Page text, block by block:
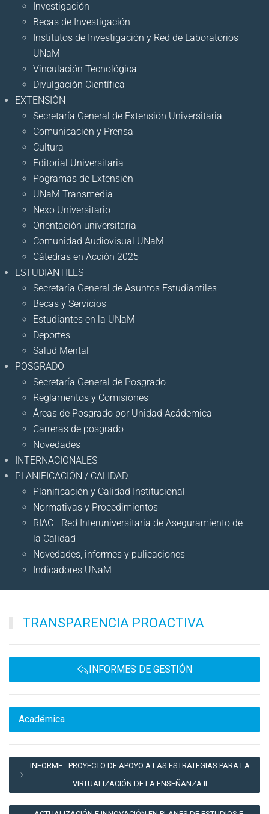
Investigación
Becas de Investigación
Institutos de Investigación y Red de Laboratorios
UNaM
Vinculación Tecnológica
Divulgación Científica
EXTENSIÓN
Secretaría General de Extensión Universitaria
Comunicación y Prensa
Cultura
Editorial Universitaria
Pogramas de Extensión
UNaM Transmedia
Nexo Universitario
Orientación universitaria
Comunidad Audiovisual UNaM
Cátedras en Acción 2025
ESTUDIANTILES
Secretaría General de Asuntos Estudiantiles
Becas y Servicios
Estudiantes en la UNaM
Deportes
Salud Mental
POSGRADO
Secretaría General de Posgrado
Reglamentos y Comisiones
Áreas de Posgrado por Unidad Acádemica
Carreras de posgrado
Novedades
INTERNACIONALES
PLANIFICACIÓN / CALIDAD
Planificación y Calidad Institucional
Normativas y Procedimientos
RIAC - Red Interuniversitaria de Aseguramiento de
la Calidad
Novedades, informes y pulicaciones
Indicadores UNaM
TRANSPARENCIA PROACTIVA
INFORMES DE GESTIÓN
Académica
INFORME - PROYECTO DE APOYO A LAS ESTRATEGIAS PARA LA
VIRTUALIZACIÓN DE LA ENSEÑANZA II